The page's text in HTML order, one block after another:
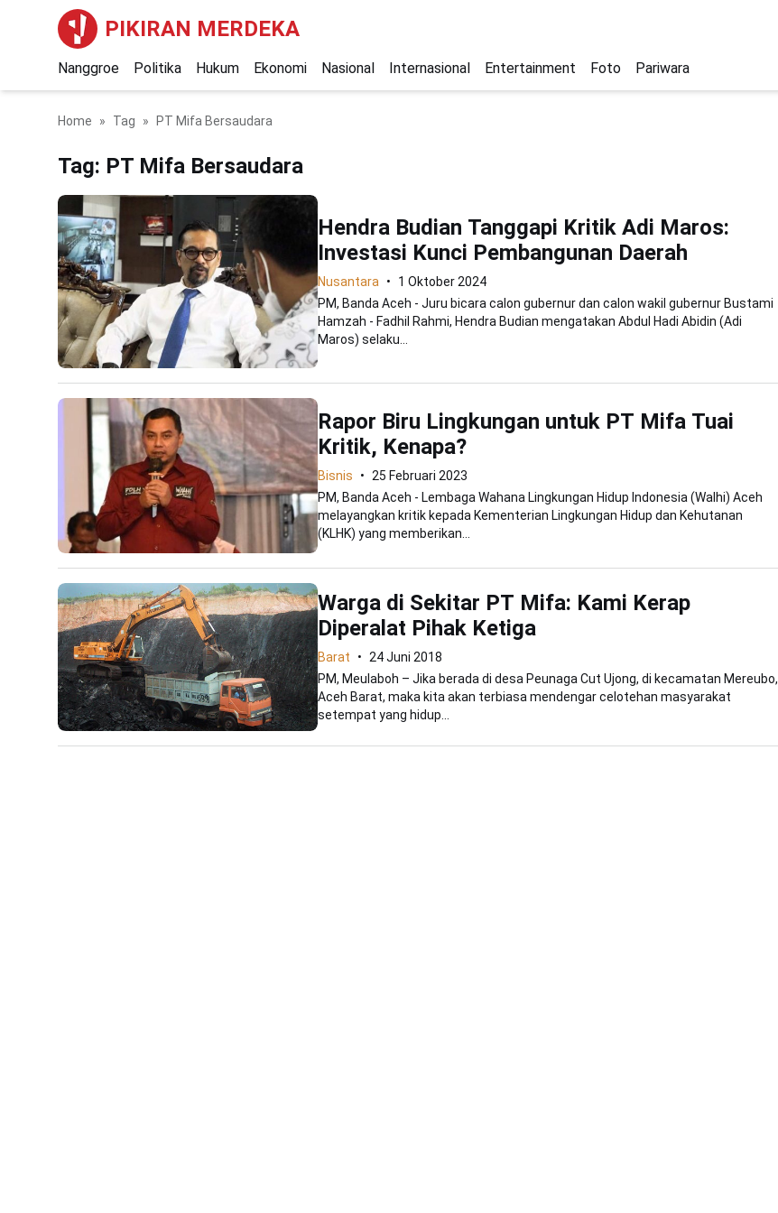
PIKIRAN MERDEKA
Nanggroe Politika Hukum Ekonomi Nasional Internasional Entertainment Foto Pariwara
Home Tag PT Mifa Bersaudara
Tag: PT Mifa Bersaudara
Hendra Budian Tanggapi Kritik Adi Maros:
Investasi Kunci Pembangunan Daerah
Nusantara
1 Oktober 2024
PM, Banda Aceh - Juru bicara calon gubernur dan calon wakil gubernur Bustami
Hamzah - Fadhil Rahmi, Hendra Budian mengatakan Abdul Hadi Abidin (Adi
Maros) selaku...
Rapor Biru Lingkungan untuk PT Mifa Tuai
Kritik, Kenapa?
Bisnis
25 Februari 2023
PM, Banda Aceh - Lembaga Wahana Lingkungan Hidup Indonesia (Walhi) Aceh
melayangkan kritik kepada Kementerian Lingkungan Hidup dan Kehutanan
(KLHK) yang memberikan...
Warga di Sekitar PT Mifa: Kami Kerap
Diperalat Pihak Ketiga
Barat
24 Juni 2018
PM, Meulaboh – Jika berada di desa Peunaga Cut Ujong, di kecamatan Mereubo,
Aceh Barat, maka kita akan terbiasa mendengar celotehan masyarakat
setempat yang hidup...